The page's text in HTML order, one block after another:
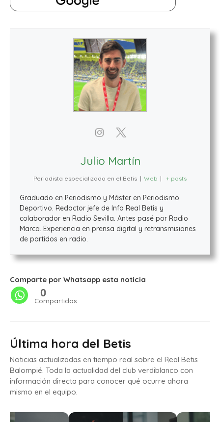
Julio Martín
Periodista especializado en el Betis | Web | + posts
Graduado en Periodismo y Máster en Periodismo
Deportivo. Redactor jefe de Info Real Betis y
colaborador en Radio Sevilla. Antes pasé por Radio
Marca. Experiencia en prensa digital y retransmisiones
de partidos en radio.
Comparte por Whatsapp esta noticia
0
Compartidos
Última hora del Betis
Noticias actualizadas en tiempo real sobre el Real Betis
Balompié. Toda la actualidad del club verdiblanco con
información directa para conocer qué ocurre ahora
mismo en el equipo.